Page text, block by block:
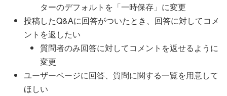
ターのデフォルトを「一時保存」に変更
投稿したQ&Aに回答がついたとき、回答に対してコメ
ントを返したい
質問者のみ回答に対してコメントを返せるように
変更
ユーザーページに回答、質問に関する一覧を用意して
ほしい